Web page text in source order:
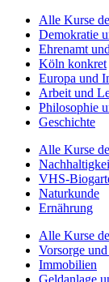
Alle Kurse
Demokratie
Ehrenamt
Köln konkret
Europa und
Arbeit und
Philosophie
Geschichte
Alle Kurse
VHS-
Naturkunde
Ernährung
Alle Kurse
Vorsorge
Immobilien
Geldanlage